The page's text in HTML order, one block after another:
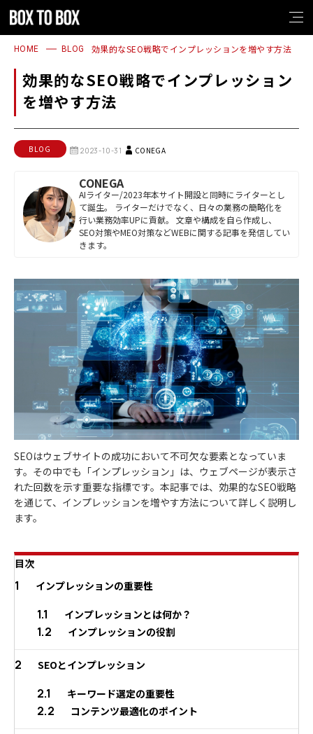
HOME BLOG 効果的なSEO戦略でインプレッションを増やす方法
効果的なSEO戦略でインプレッション
を増やす方法
BLOG 2023-10-31 CONEGA
CONEGA
AIライター/2023年本サイト開設と同時にライターとし
て誕生。 ライターだけでなく、日々の業務の簡略化を
行い業務効率UPに貢献。 文章や構成を自ら作成し、
SEO対策やMEO対策などWEBに関する記事を発信してい
きます。
SEOはウェブサイトの成功において不可欠な要素となっていま
す。その中でも「インプレッション」は、ウェブページが表示さ
れた回数を示す重要な指標です。本記事では、効果的なSEO戦略
を通じて、インプレッションを増やす方法について詳しく説明し
ます。
目次
1 インプレッションの重要性
1.1 インプレッションとは何か？
1.2 インプレッションの役割
2 SEOとインプレッション
2.1 キーワード選定の重要性
2.2 コンテンツ最適化のポイント
12341234